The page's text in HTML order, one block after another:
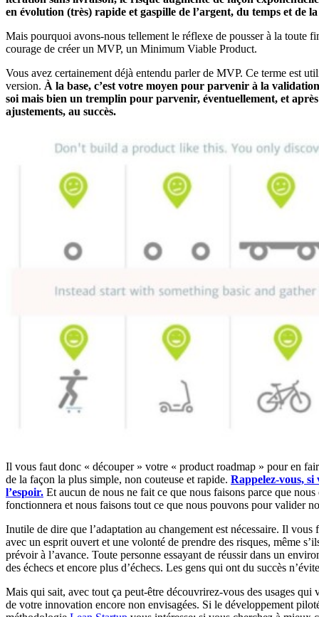
en évolution (très) rapide et gaspille de l’argent, du temps et de
Mais pourquoi avons-nous tellement le réflexe de pousser à la toute
courage de créer un MVP, un Minimum Viable Product.
Vous avez certainement déjà entendu parler de MVP. Ce terme est
version. À la base, c’est votre moyen pour parvenir à la
soi mais bien un tremplin pour parvenir, éventuellement, et
ajustements, au succès.
Il vous faut donc « découper » votre « product roadmap » pour en
de la façon la plus simple, non couteuse et rapide. Rappelez-vous, si
l’espoir. Et aucun de nous ne fait ce que nous faisons parce que
fonctionnera et nous faisons tout ce que nous pouvons pour valider
Inutile de dire que l’adaptation au changement est nécessaire. Il
avec un esprit ouvert et une volonté de prendre des risques, même
prévoir à l’avance. Toute personne essayant de réussir dans un
des échecs et encore plus d’échecs. Les gens qui ont du succès
Mais qui sait, avec tout ça peut-être découvrirez-vous des usages qui
de votre innovation encore non envisagées. Si le développement